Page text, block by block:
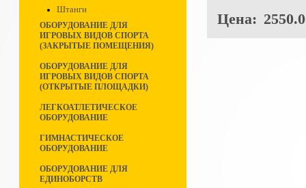
Штанги
ОБОРУДОВАНИЕ ДЛЯ
ИГРОВЫХ ВИДОВ СПОРТА
(ЗАКРЫТЫЕ ПОМЕЩЕНИЯ)
ОБОРУДОВАНИЕ ДЛЯ
ИГРОВЫХ ВИДОВ СПОРТА
(ОТКРЫТЫЕ ПЛОЩАДКИ)
ЛЕГКОАТЛЕТИЧЕСКОЕ
ОБОРУДОВАНИЕ
ГИМНАСТИЧЕСКОЕ
ОБОРУДОВАНИЕ
ОБОРУДОВАНИЕ ДЛЯ
ЕДИНОБОРСТВ
Цена: